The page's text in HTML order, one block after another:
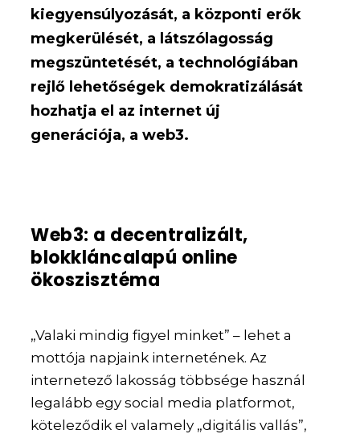
kiegyensúlyozását, a központi erők
megkerülését, a látszólagosság
megszüntetését, a technológiában
rejlő lehetőségek demokratizálását
hozhatja el az internet új
generációja, a web3.
Web3: a decentralizált,
blokkláncalapú online
ökoszisztéma
„Valaki mindig figyel minket” – lehet a
mottója napjaink internetének. Az
internetező lakosság többsége használ
legalább egy social media platformot,
köteleződik el valamely „digitális vallás”,